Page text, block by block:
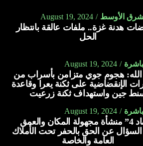
الأوسط August 19, 2024
هدنة غزة.. ملفات عالقة بانتظار
الحل
August 19, 2024
هجوم جوي متزامن بأسراب من
الإنقضاضية على ثكنة يعرا وقاعدة
جين واستهداف ثكنة زرعيت
August 19, 2024
“عماد 4” منشأة مجهولة المكان والعمق
عن الحق بالحفر تحت الأملاك
العامة والخاصة